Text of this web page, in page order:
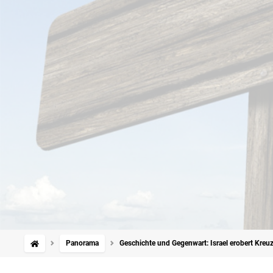
Panorama Geschichte und Gegenwart: Israel erobert